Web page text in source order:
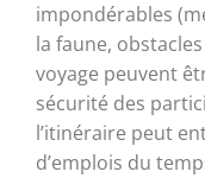
impondérables
la faune,
voyage peuvent
sécurité des
l’itinéraire peut
d’emplois du